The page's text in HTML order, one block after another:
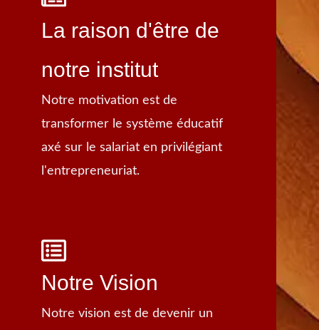
La raison d'être de
notre institut
Notre motivation est de
transformer le système éducatif
axé sur le salariat en privilégiant
l'entrepreneuriat.
Notre Vision
Notre vision est de devenir un